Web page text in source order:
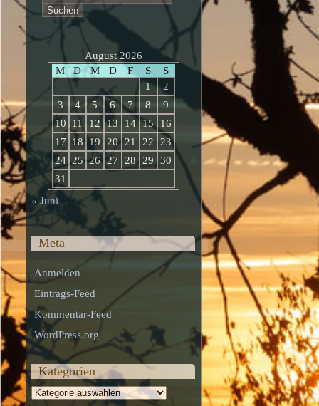
nach:
August 2026
M
D M D F S
S
1
2
3
4 5 6 7 8
9
10
11 12 13 14 15
16
17
18 19 20 21 22
23
24 25 26 27 28 29
30
31
« Juni
Meta
Anmelden
Eintrags-Feed
Kommentar-Feed
WordPress.org
Kategorien
Kategorien